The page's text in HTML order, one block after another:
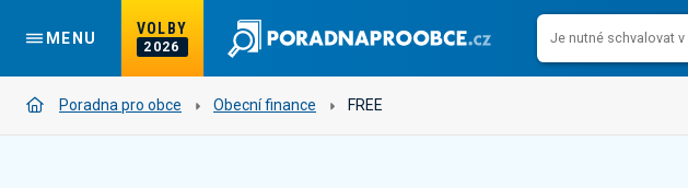
MENU
VOLBY
2026
Poradna pro obce Obecní finance FREE